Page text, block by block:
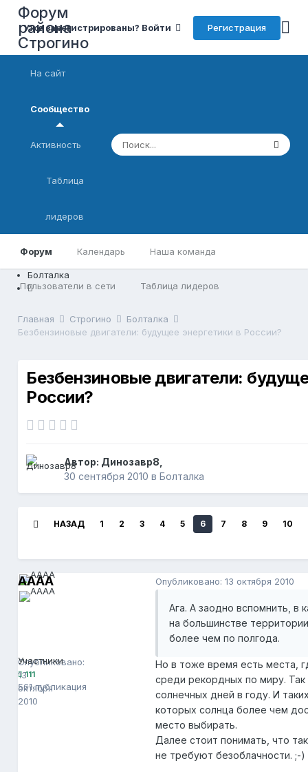
Форум
района
Строгино
Уже зарегистрированы? Войти Регистрация
На сайт
Сообщество
Форум Календарь Наша команда
Пользователи в сети Таблица лидеров
Активность
Таблица
лидеров
Болталка
Главная Строгино
Болталка
Безбензиновые двигатели: будущее энергетики в России?
Безбензиновые двигатели:
России?
Автор: Динозавр8
30 сентября 2010 вБолталка
НАЗАД 1 2 3 4 5 6 7 8 9 10
Опубликовано:
13
октября
2010
AAAA
Участники
111
561 публикация
Опубликовано:13 октября 2010
Ага. А заодно вспомнить, в
на большинстве
более чем по полгода.
Но в тоже время есть места,
среди рекордных по миру.
солнечных дней в году. И
которых солнца более чем
место выбирать.
Далее стоит понимать, что
не требуют безоблачности. ;-)